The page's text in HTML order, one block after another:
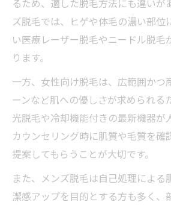
医療脱毛や光脱毛の利点
脱毛方法種類で異なる肌
医療脱毛や家庭用脱毛器の特
医療脱毛と家庭用脱毛器
脱毛方法種類ごとの効果
脱毛種類で変わる痛みや
家庭用脱毛器の選び方と
医療脱毛種類ごとのメリ
ズ脱毛では、ヒゲや体毛の濃い部位
い医療レーザー脱毛やニードル脱毛
ります。
一方、女性向け脱毛は、広範囲かつ
ーンなど肌への優しさが求められる
光脱毛や冷却機能付きの最新機器が
カウンセリング時に肌質や毛質を確
提案してもらうことが大切です。
また、メンズ脱毛は自己処理による
潔感アップを目的とする方も多く、